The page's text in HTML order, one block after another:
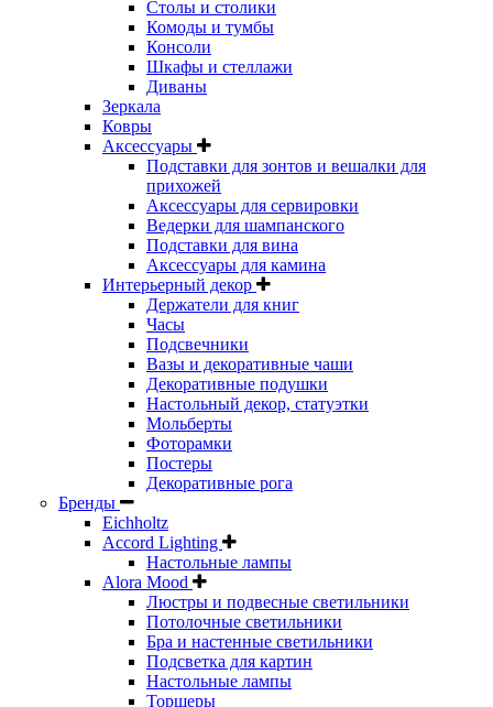
Столы и столики
Комоды и тумбы
Консоли
Шкафы и стеллажи
Диваны
Зеркала
Ковры
Аксессуары
Подставки для зонтов и вешалки для
прихожей
Аксессуары для сервировки
Ведерки для шампанского
Подставки для вина
Аксессуары для камина
Интерьерный декор
Держатели для книг
Часы
Подсвечники
Вазы и декоративные чаши
Декоративные подушки
Настольный декор, статуэтки
Мольберты
Фоторамки
Постеры
Декоративные рога
Бренды
Eichholtz
Accord Lighting
Настольные лампы
Alora Mood
Люстры и подвесные светильники
Потолочные светильники
Бра и настенные светильники
Подсветка для картин
Настольные лампы
Торшеры